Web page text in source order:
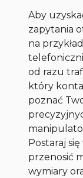
Aby
zapytania
na
od razu
który
poznać
Postaraj
przenosić
wymiary